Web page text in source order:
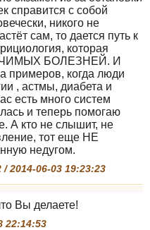
справится с собой
никого не
сам, то дается путь к
которая
БОЛЕЗНЕЙ. И
примеров, когда люди
, астмы, диабета и
есть много систем
и теперь помогаю
А кто не слышит, не
тот еще НЕ
недугом.
2014-06-03 19:23:23
Вы делаете!
22:14:53